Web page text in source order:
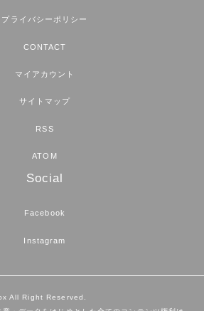
プライバシーポリシー
CONTACT
マイアカウント
サイトマップ
RSS
ATOM
Social
Facebook
Instagram
All Right Reserved.